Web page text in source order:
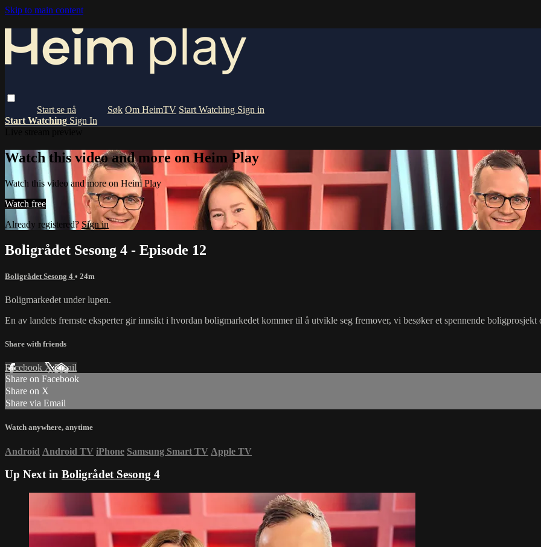
Skip to main content
Om HeimTV Start Watching Sign in
Start Watching Sign In
Watch this video and more on Heim Play
Watch this video and more on Heim Play
Watch free
Already registered? Sign in
Boligrådet Sesong 4 - Episode 12
Boligrådet Sesong 4 • 24m
Boligmarkedet under lupen.
En av landets fremste eksperter gir innsikt i hvordan boligmarkedet kommer til å utvikle seg fremover, vi besøker et spennende
Share with friends
Facebook XEmail
Share on Facebook
Share on X
Share via Email
Watch anywhere, anytime
Android Android TV iPhone Samsung Smart TV Apple TV
Up Next in Boligrådet Sesong 4